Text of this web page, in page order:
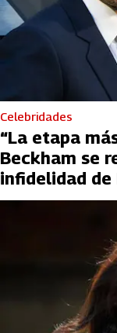
Celebridades
“La etapa
Beckham se
infidelidad de